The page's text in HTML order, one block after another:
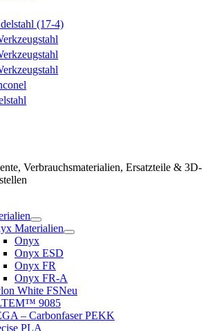
(17-4)
Verbrauchsmaterialien, Ersatzteile & 3D-
Materialien
Onyx
Onyx ESD
Onyx FR
Onyx FR-A
White FSNeu
9085
– Carbonfaser PEKK
PLA